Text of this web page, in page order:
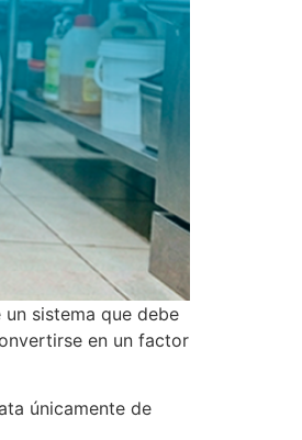
sistema que debe
en un factor
únicamente de